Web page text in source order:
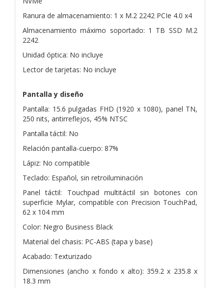
Ranura de almacenamiento: 1 x M.2 2242 PCIe 4.0 x4
Almacenamiento máximo soportado: 1 TB SSD M.2
2242
Unidad óptica: No incluye
Lector de tarjetas: No incluye
Pantalla y diseño
Pantalla: 15.6 pulgadas FHD (1920 x 1080), panel TN,
250 nits, antirreflejos, 45% NTSC
Pantalla táctil: No
Relación pantalla-cuerpo: 87%
Lápiz: No compatible
Teclado: Español, sin retroiluminación
Panel táctil: Touchpad multitáctil sin botones con
superficie Mylar, compatible con Precision TouchPad,
62 x 104 mm
Color: Negro Business Black
Material del chasis: PC-ABS (tapa y base)
Acabado: Texturizado
Dimensiones (ancho x fondo x alto): 359.2 x 235.8 x
18.3 mm